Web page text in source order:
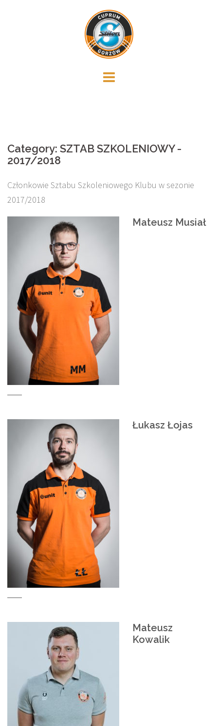
Category: SZTAB SZKOLENIOWY -
2017/2018
Członkowie Sztabu Szkoleniowego Klubu w sezonie
2017/2018
Mateusz Musiał
Łukasz Łojas
Mateusz
Kowalik